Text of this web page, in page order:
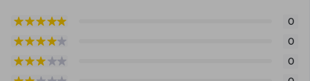
0
0
0